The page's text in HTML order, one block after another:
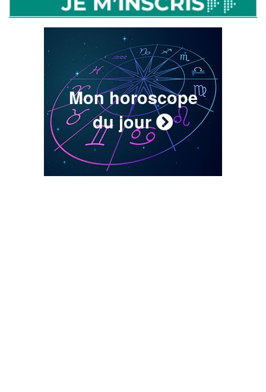
Mon horoscope
du jour